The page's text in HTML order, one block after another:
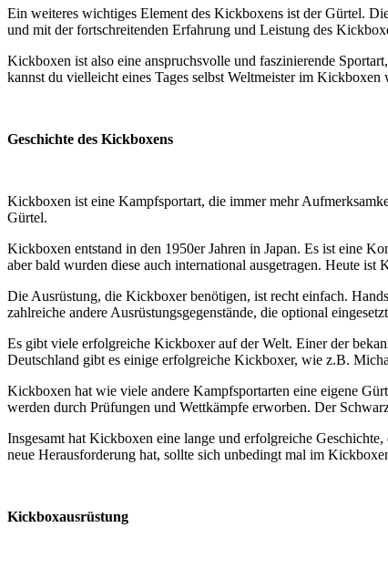
Ein weiteres wichtiges Element des Kickboxens ist der Gürtel.
und mit der fortschreitenden Erfahrung und Leistung des
Kickboxen ist also eine anspruchsvolle und faszinierende
kannst du vielleicht eines Tages selbst Weltmeister im Kickboxen
Geschichte des Kickboxens
Kickboxen ist eine Kampfsportart, die immer mehr
Gürtel.
Kickboxen entstand in den 1950er Jahren in Japan. Es ist eine
aber bald wurden diese auch international ausgetragen. Heute
Die Ausrüstung, die Kickboxer benötigen, ist recht einfach.
zahlreiche andere Ausrüstungsgegenstände, die optional
Es gibt viele erfolgreiche Kickboxer auf der Welt. Einer der
Deutschland gibt es einige erfolgreiche Kickboxer, wie z.B.
Kickboxen hat wie viele andere Kampfsportarten eine eigene
werden durch Prüfungen und Wettkämpfe erworben. Der
Insgesamt hat Kickboxen eine lange und erfolgreiche
neue Herausforderung hat, sollte sich unbedingt mal im
Kickboxausrüstung